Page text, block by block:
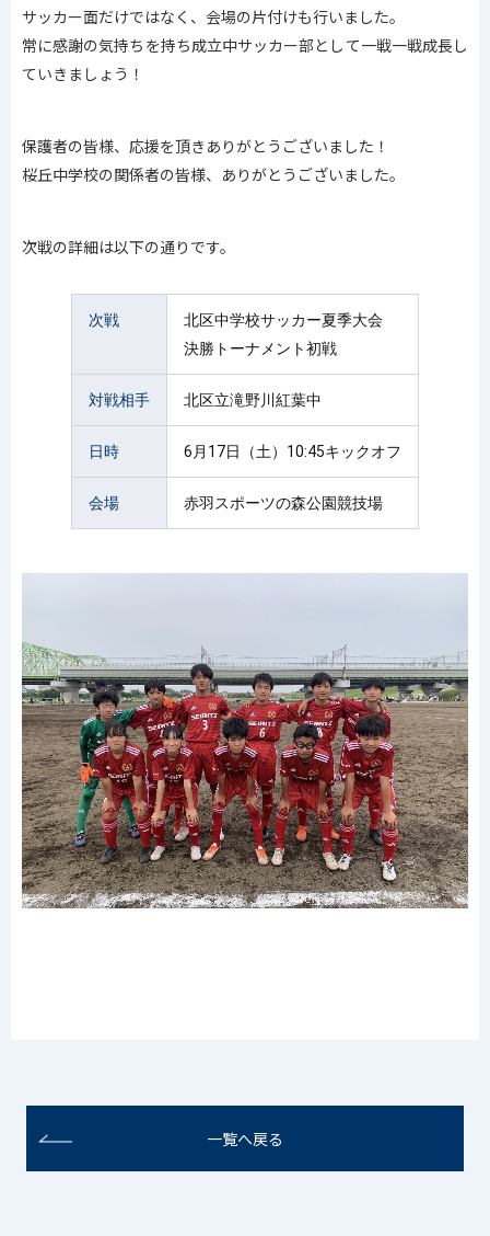
サッカー面だけではなく、会場の片付けも行いました。
常に感謝の気持ちを持ち成立中サッカー部として一戦一戦成長し
ていきましょう！
保護者の皆様、応援を頂きありがとうございました！
桜丘中学校の関係者の皆様、ありがとうございました。
次戦の詳細は以下の通りです。
次戦
北区中学校サッカー夏季大会
決勝トーナメント初戦
対戦相手 北区立滝野川紅葉中
日時 6月17日（土）10:45キックオフ
会場 赤羽スポーツの森公園競技場
一覧へ戻る